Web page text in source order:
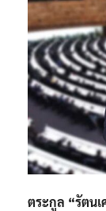
ตระกูล “รัตน